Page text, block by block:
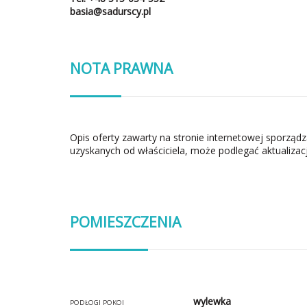
basia@sadurscy.pl
NOTA PRAWNA
Opis oferty zawarty na stronie internetowej
uzyskanych od właściciela, może podlegać
POMIESZCZENIA
PODŁOGI POKOI wylewka